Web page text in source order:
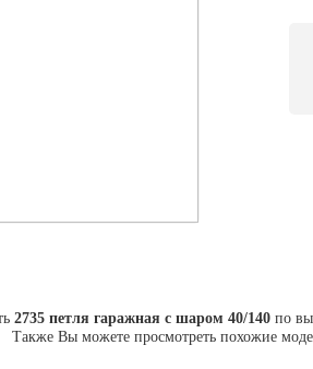
2735 петля гаражная с шаром 40/140по
Также Вы можете просмотреть похожие